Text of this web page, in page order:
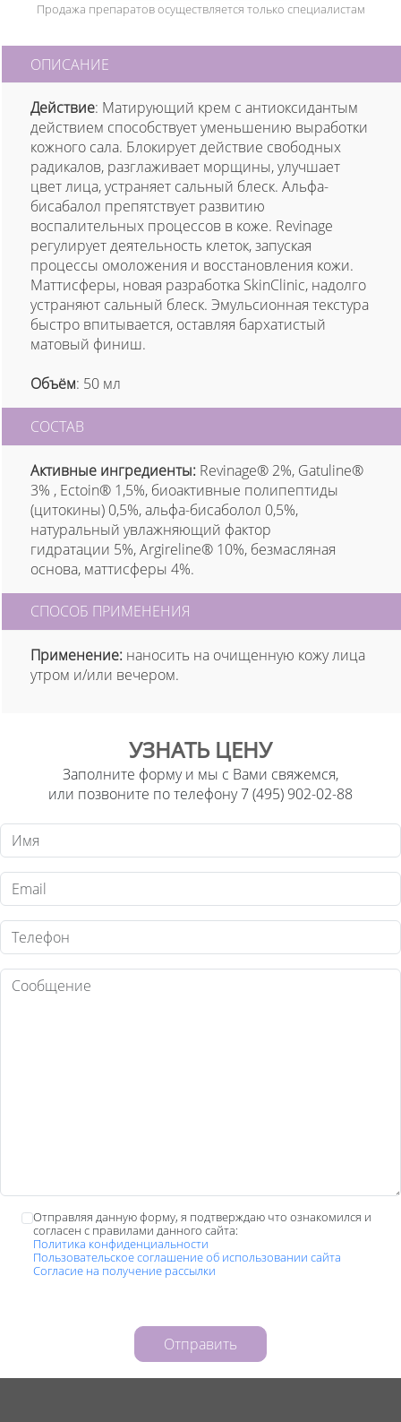
Продажа препаратов осуществляется только специалистам
ОПИСАНИЕ
Действие: Матирующий крем с антиоксидантым
действием способствует уменьшению выработки
кожного сала. Блокирует действие свободных
радикалов, разглаживает морщины, улучшает
цвет лица, устраняет сальный блеск. Альфа-
бисабалол препятствует развитию
воспалительных процессов в коже. Revinage
регулирует деятельность клеток, запуская
процессы омоложения и восстановления кожи.
Маттисферы, новая разработка SkinClinic, надолго
устраняют сальный блеск. Эмульсионная текстура
быстро впитывается, оставляя бархатистый
матовый финиш.
Объём: 50 мл
СОСТАВ
Активные ингредиенты: Revinage® 2%, Gatuline®
3% , Ectoin® 1,5%, биоактивные полипептиды
(цитокины) 0,5%, альфа-бисаболол 0,5%,
натуральный увлажняющий фактор
гидратации 5%, Argireline® 10%, безмасляная
основа, маттисферы 4%.
СПОСОБ ПРИМЕНЕНИЯ
Применение: наносить на очищенную кожу лица
утром и/или вечером.
УЗНАТЬ ЦЕНУ
Заполните форму и мы с Вами свяжемся,
или позвоните по телефону 7 (495) 902-02-88
Имя
Email
Телефон
Текст
Отправляя данную форму, я подтверждаю что ознакомился и
согласен с правилами данного сайта:
Политика конфиденциальности
Пользовательское соглашение об использовании сайта
Согласие на получение рассылки
Отправить